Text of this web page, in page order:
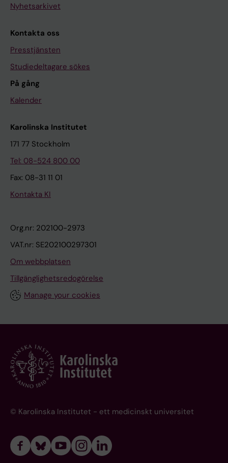
Nyhetsarkivet
Kontakta oss
Presstjänsten
Studiedeltagare sökes
På gång
Kalender
Karolinska Institutet
171 77 Stockholm
Tel: 08-524 800 00
Fax: 08-31 11 01
Kontakta KI
Org.nr: 202100-2973
VAT.nr: SE202100297301
Om webbplatsen
Tillgänglighetsredogörelse
Manage your cookies
© Karolinska Institutet - ett medicinskt universitet